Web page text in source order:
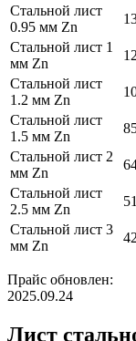
Стальной лист
0.95 мм Zn
Стальной лист 1
мм Zn
Стальной лист
1.2 мм Zn
Стальной лист
1.5 мм Zn
Стальной лист 2
мм Zn
Стальной лист
2.5 мм Zn
51
Стальной лист 3
мм Zn
42
Прайс обновлен:
2025.09.24
Лист